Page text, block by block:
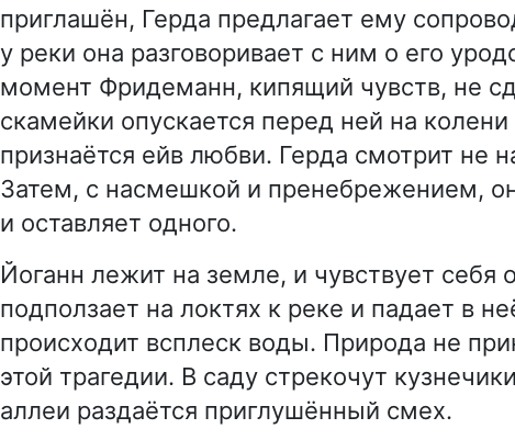
приглашён, Герда предлагает ему
у реки она разговоривает с ним о его
момент Фридеманн, кипящий чувств, не
скамейки опускается перед ней на
признаётся ейв любви. Герда смотрит не
Затем, с насмешкой и пренебрежением,
и оставляет одного.
Йоганн лежит на земле, и чувствует
подползает на локтях к реке и падает в
происходит всплеск воды. Природа не
этой трагедии. В саду стрекочут
аллеи раздаётся приглушённый смех.